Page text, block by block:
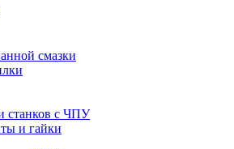
смазки
станков с ЧПУ
и гайки